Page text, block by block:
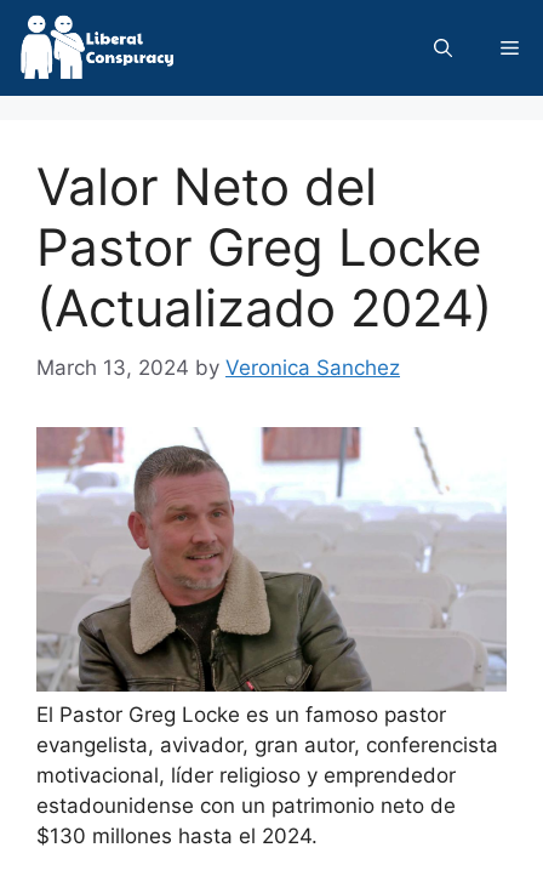
Skip
content
Valor Neto del
Pastor Greg Locke
(Actualizado 2024)
March 13, 2024 by Veronica Sanchez
El Pastor Greg Locke es un famoso pastor
evangelista, avivador, gran autor, conferencista
motivacional, líder religioso y emprendedor
estadounidense con un patrimonio neto de
$130 millones hasta el 2024.